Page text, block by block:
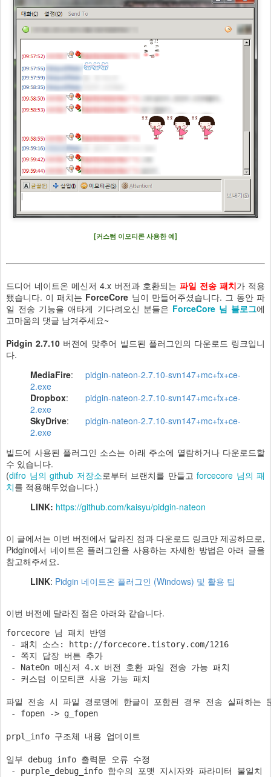
[커스텀 이모티콘 사용한 예]
드디어 네이트온 메신저 4.x 버전과 호환되는 파일 전송 패치가 적용
됐습니다. 이 패치는 ForceCore 님이 만들어주셨습니다. 그 동안 파
일 전송 기능을 애타게 기다려오신 분들은 ForceCore 님 블로그에
고마움의 댓글 남겨주세요~
Pidgin 2.7.10 버전에 맞추어 빌드된 플러그인의 다운로드 링크입니
다.
MediaFire: pidgin-nateon-2.7.10-svn147+mc+fx+ce-
2.exe
Dropbox: pidgin-nateon-2.7.10-svn147+mc+fx+ce-
2.exe
SkyDrive: pidgin-nateon-2.7.10-svn147+mc+fx+ce-
2.exe
빌드에 사용된 플러그인 소스는 아래 주소에 열람하거나 다운로드할
수 있습니다.
(difro 님의 github 저장소로부터 브랜치를 만들고 forcecore 님의 패
치를 적용해두었습니다.)
LINK: https://github.com/kaisyu/pidgin-nateon
이 글에서는 이번 버전에서 달라진 점과 다운로드 링크만 제공하므로,
Pidgin에서 네이트온 플러그인을 사용하는 자세한 방법은 아래 글을
참고해주세요.
LINK: Pidgin 네이트온 플러그인 (Windows) 및 활용 팁
이번 버전에 달라진 점은 아래와 같습니다.
forcecore 님 패치 반영
- 패치 소스: http://forcecore.tistory.com/1216
- 쪽지 답장 버튼 추가
- NateOn 메신저 4.x 버전 호환 파일 전송 가능 패치
- 커스텀 이모티콘 사용 가능 패치
파일 전송 시 파일 경로명에 한글이 포함된 경우 전송 실패하는
- fopen -> g_fopen
prpl_info 구조체 내용 업데이트
일부 debug info 출력문 오류 수정